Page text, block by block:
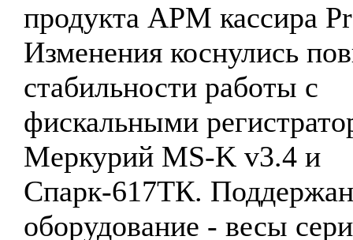
продукта АРМ кассира
Изменения коснулись
стабильности работы с
фискальными
Меркурий MS-K v3.4 и
Спарк-617ТК.
оборудование - весы